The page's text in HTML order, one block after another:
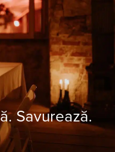
Savurează.